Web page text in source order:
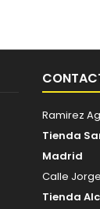
Ramirez
Tienda
Madrid
Calle
Tienda